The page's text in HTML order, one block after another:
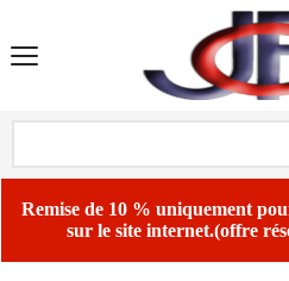
Remise de 10 % uniquement
sur le site internet.(offre